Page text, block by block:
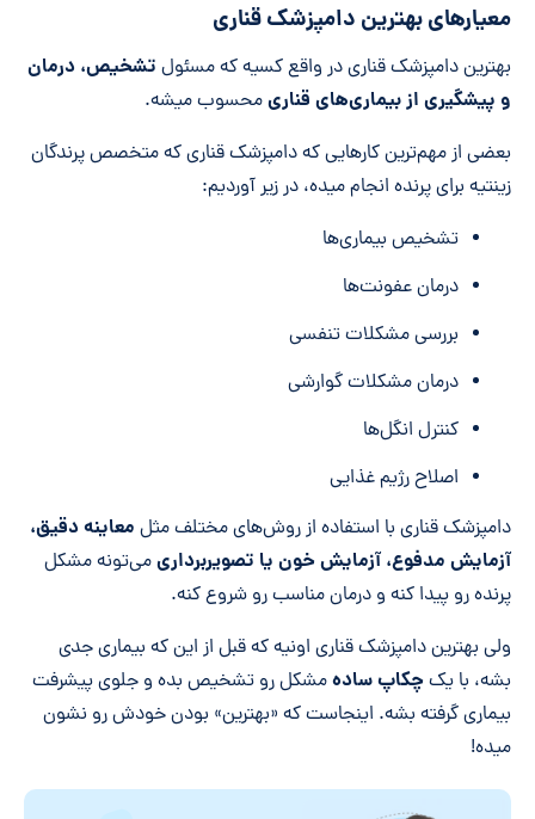
معیارهای بهترین دامپزشک قناری
بهترین دامپزشک قناری در واقع کسیه که مسئول تشخیص، درمان
و پیشگیری از بیماری‌های قناریمحسوب میشه.
بعضی از مهم‌ترین کارهایی که دامپزشک قناری که متخصص پرندگان
زینتیه برای پرنده انجام میده، در زیر آوردیم:
تشخیص بیماری‌ها
درمان عفونت‌ها
بررسی مشکلات تنفسی
درمان مشکلات گوارشی
کنترل انگل‌ها
اصلاح رژیم غذایی
دامپزشک قناری با استفاده از روش‌های مختلف مثل معاینه دقیق،
آزمایش مدفوع، آزمایش خون یا تصویربرداریمی‌تونه مشکل
پرنده رو پیدا کنه و درمان مناسب رو شروع کنه.
ولی بهترین دامپزشک قناری اونیه که قبل از این که بیماری جدی
بشه، با یک چکاپ سادهمشکل رو تشخیص بده و جلوی پیشرفت
بیماری گرفته بشه. اینجاست که «بهترین» بودن خودش رو نشون
میده!